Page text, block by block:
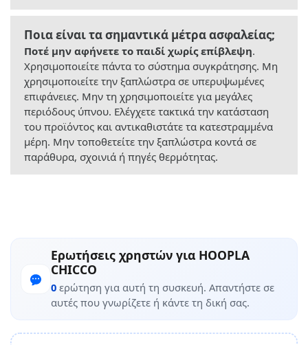
Ποια είναι τα σημαντικά μέτρα ασφαλείας;
Ποτέ μην αφήνετε το παιδί χωρίς επίβλεψη.
Χρησιμοποιείτε πάντα το σύστημα συγκράτησης. Μη
χρησιμοποιείτε την ξαπλώστρα σε υπερυψωμένες
επιφάνειες. Μην τη χρησιμοποιείτε για μεγάλες
περιόδους ύπνου. Ελέγχετε τακτικά την κατάσταση
του προϊόντος και αντικαθιστάτε τα κατεστραμμένα
μέρη. Μην τοποθετείτε την ξαπλώστρα κοντά σε
παράθυρα, σχοινιά ή πηγές θερμότητας.
Ερωτήσεις χρηστών για HOOPLA
CHICCO
0 ερώτηση για αυτή τη συσκευή. Απαντήστε σε
αυτές που γνωρίζετε ή κάντε τη δική σας.